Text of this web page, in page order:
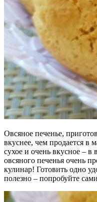
Овсяное печенье,
вкуснее, чем продается в
сухое и очень вкусное – в
овсяного печенья очень
кулинар! Готовить одно
полезно – попробуйте